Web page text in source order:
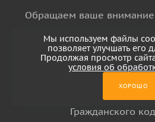
Обращаем ваше внимание
информационный
условиях
Гражданского
Мы используем файлы
позволяет улучшать его
Продолжая просмотр
условия об
ХОРОШО